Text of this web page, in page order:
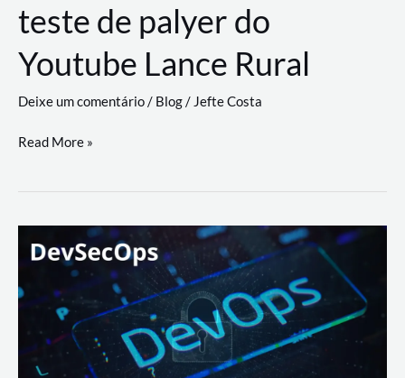
de
trabalho
com
a
workflows
teste de palyer do
Youtube Lance Rural
Deixe um comentário/ Blog/ Jefte Costa
teste
palyer
Lance
Rural
Read More »